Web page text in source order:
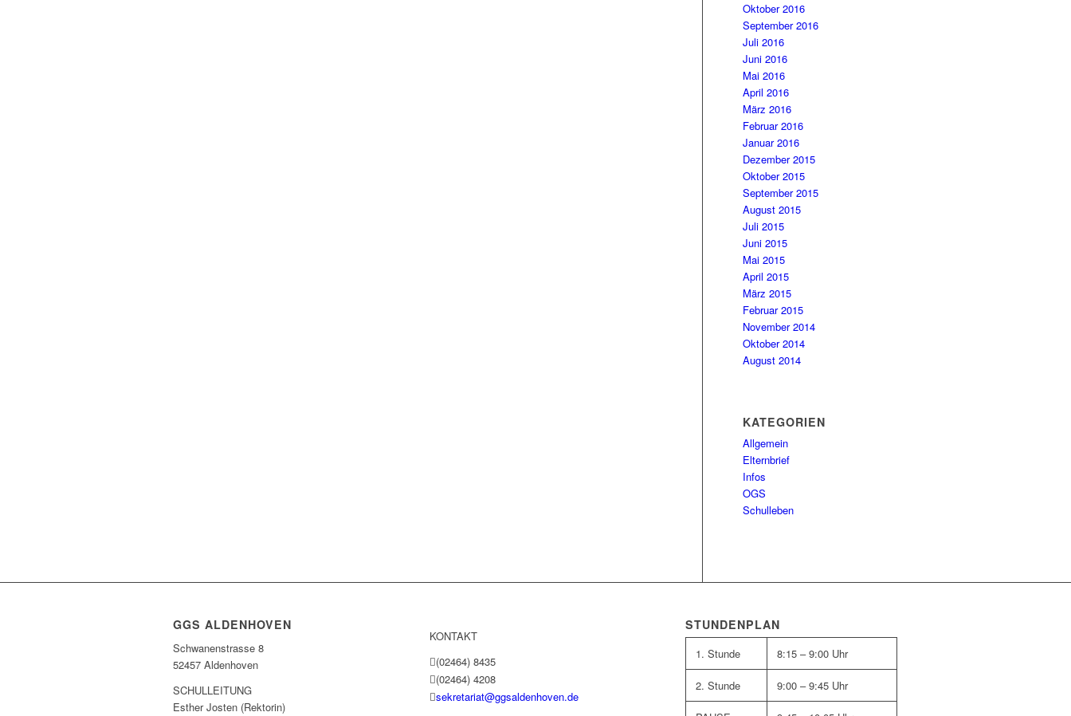
Oktober 2016
September 2016
Juli 2016
Juni 2016
Mai 2016
April 2016
März 2016
Februar 2016
Januar 2016
Dezember 2015
Oktober 2015
September 2015
August 2015
Juli 2015
Juni 2015
Mai 2015
April 2015
März 2015
Februar 2015
November 2014
Oktober 2014
August 2014
KATEGORIEN
Allgemein
Elternbrief
Infos
OGS
Schulleben
GGS ALDENHOVEN
Schwanenstrasse 8
52457 Aldenhoven
SCHULLEITUNG
Esther Josten (Rektorin)
KONTAKT
(02464) 8435
(02464) 4208
sekretariat@ggsaldenhoven.de
STUNDENPLAN
1. Stunde 8:15 – 9:00 Uhr
2. Stunde 9:00 – 9:45 Uhr